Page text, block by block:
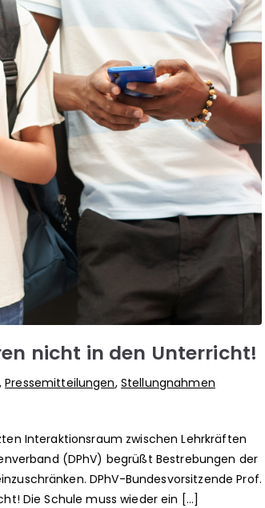
nicht in den Unterricht!
Pressemitteilungen, Stellungnahmen
Interaktionsraum zwischen Lehrkräften
(DPhV) begrüßt Bestrebungen der
DPhV-Bundesvorsitzende Prof.
Die Schule muss wieder ein […]